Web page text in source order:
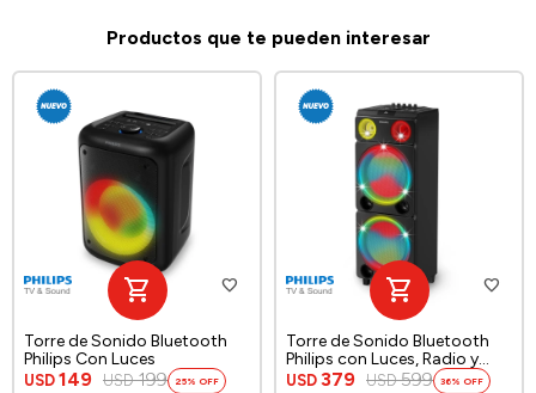
Productos que te pueden interesar
Torre de Sonido Bluetooth
Philips Con Luces
USD 149 USD 199 25
Torre de Sonido Bluetooth
Philips con Luces, Radio y
Carry On
USD 379 USD 599 36